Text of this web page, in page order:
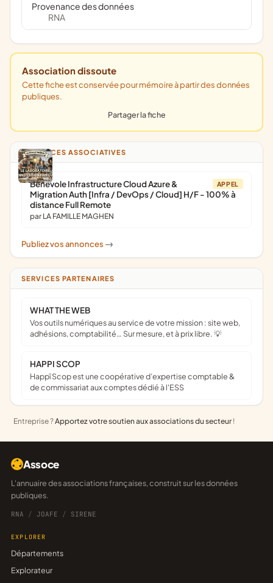
Provenance des données
RNA
Association dissoute
Cette fiche est conservée pour mémoire à partir des données
publiques.
Partager la fiche
ANNONCES ASSOCIATIVES
APPEL
Bénévole Infrastructure Cloud Azure &
Migration Auth [Infra / DevOps / Cloud] H/F - 100% à
distance Full Remote
par LA FAMILLE MAGHEN
Publiez vos annonces ->
SERVICES PARTENAIRES
WHAT THE WEB
Vos outils numériques au service de votre mission : site web,
adhésions, comptabilité… Sur mesure, et à prix libre. 💡
HAPPI SCOP
Happï Scop est une coopérative d’expertise comptable &
de commissariat aux comptes dédié à l'ESS
Entreprise ?Apportez votre soutien aux associations du secteur !
Assoce
L'annuaire des associations françaises, construit sur les données
publiques.
RNA / JOAFE / SIRENE
EXPLORER
Départements
Explorateur